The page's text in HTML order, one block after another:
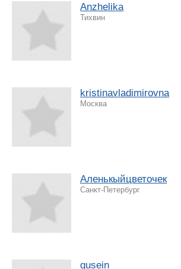
Anzhelika
Тихвин
kristinavladimirovna
Москва
Аленькыйцветочек
Санкт-Петербург
gusein